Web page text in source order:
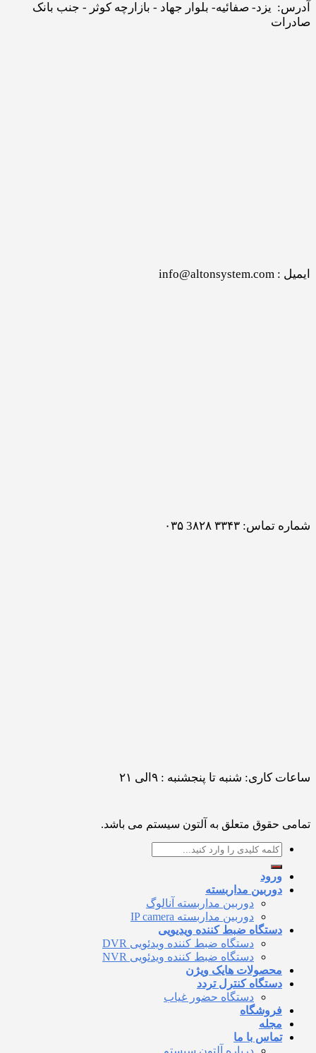
آدرس: یزد- صفائیه- بلوار جهاد - بازارچه کوثر - جنب بانک
صادرات
ایمیل : info@altonsystem.com
شماره تماس: ۳۳۴۳ 3۸۲۸ ۰۳۵
ساعات کاری: شنبه تا پنجشنبه : ۹الی ۲۱
تمامی حقوق متعلق به آلتون سیستم می باشد.
جستجو
ورود
دوربین مداربسته
دوربین مداربسته آنالوگ
دوربین مداربسته IP camera
دستگاه ضبط کننده ویدیویی
دستگاه ضبط کننده ویدئویی DVR
دستگاه ضبط کننده ویدئویی NVR
محصولات هایک ویژن
دستگاه کنترل تردد
دستگاه حضور غیاب
فروشگاه
مجله
تماس با ما
درباره آلتون سیستم